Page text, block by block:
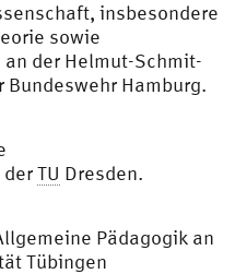
insbesondere
sowie
der Helmut-Schmit-
Hamburg.
derTU Dresden.
Pädagogik an
Tübingen